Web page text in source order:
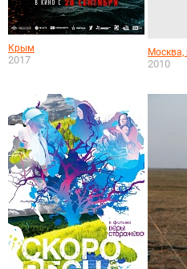
Крым
2017 2010